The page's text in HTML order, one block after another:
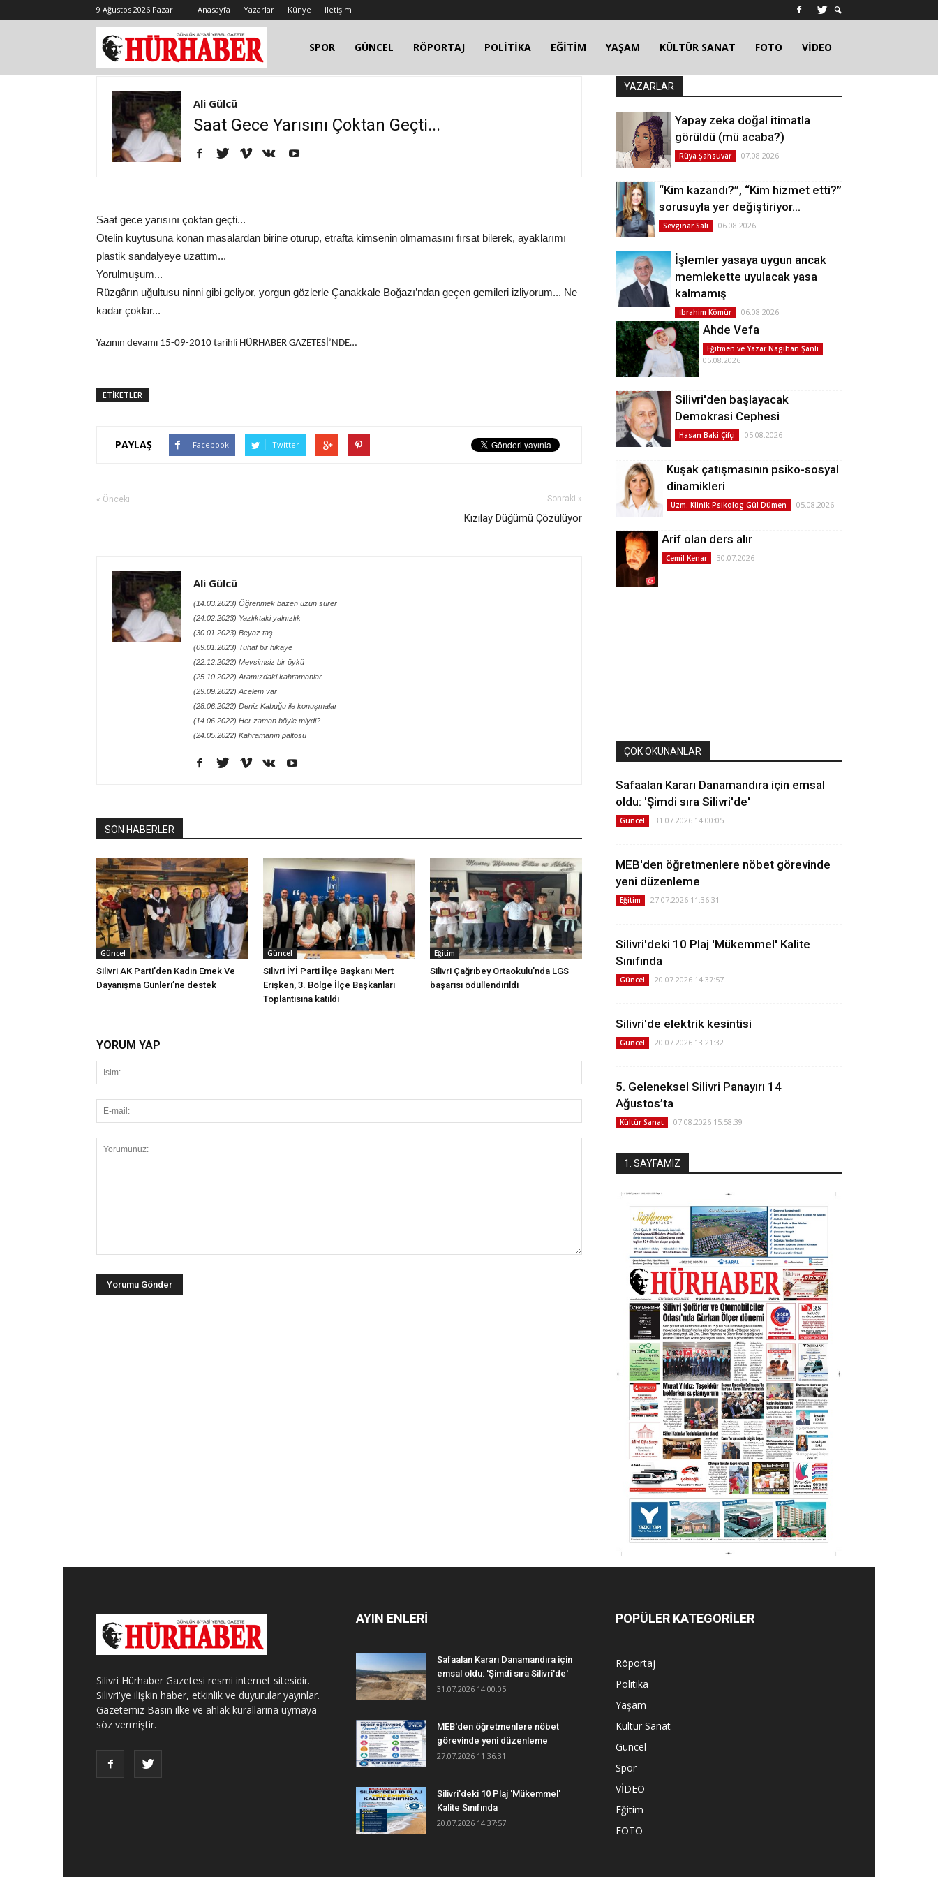
9 Ağustos 2026 Pazar Anasayfa Yazarlar Künye İletişim
SPOR GÜNCEL RÖPORTAJ POLİTİKA EĞİTİM YAŞAM KÜLTÜR SANAT FOTO VİDEO
Ali Gülcü
Saat Gece Yarısını Çoktan Geçti...
Saat gece yarısını çoktan geçti...
Otelin kuytusuna konan masalardan birine oturup, etrafta kimsenin olmamasını fırsat bilerek, ayaklarımı
plastik sandalyeye uzattım...
Yorulmuşum...
Rüzgârın uğultusu ninni gibi geliyor, yorgun gözlerle Çanakkale Boğazı’ndan geçen gemileri izliyorum... Ne
kadar çoklar...
Yazının devamı 15-09-2010 tarihli HÜRHABER GAZETESİ’NDE…
ETİKETLER
PAYLAŞ Facebook Twitter
« Önceki Sonraki »
Kızılay Düğümü Çözülüyor
Ali Gülcü
(14.03.2023) Öğrenmek bazen uzun sürer
(24.02.2023) Yazlıktaki yalnızlık
(30.01.2023) Beyaz taş
(09.01.2023) Tuhaf bir hikaye
(22.12.2022) Mevsimsiz bir öykü
(25.10.2022) Aramızdaki kahramanlar
(29.09.2022) Acelem var
(28.06.2022) Deniz Kabuğu ile konuşmalar
(14.06.2022) Her zaman böyle miydi?
(24.05.2022) Kahramanın paltosu
SON HABERLER
Güncel
Silivri AK Parti’den Kadın Emek Ve
Dayanışma Günleri’ne destek
Güncel
Silivri İYİ Parti İlçe Başkanı Mert
Erişken, 3. Bölge İlçe Başkanları
Toplantısına katıldı
Eğitim
Silivri Çağrıbey Ortaokulu’nda LGS
başarısı ödüllendirildi
YORUM YAP
YAZARLAR
Yapay zeka doğal itimatla
görüldü (mü acaba?)
Rüya Şahsuvar 07.08.2026
“Kim kazandı?”, “Kim hizmet etti?”
sorusuyla yer değiştiriyor…
Sevginar Sali 06.08.2026
İşlemler yasaya uygun ancak
memlekette uyulacak yasa
kalmamış
İbrahim Kömür 06.08.2026
Ahde Vefa
Eğitmen ve Yazar Nagihan Şanlı
05.08.2026
Silivri'den başlayacak
Demokrasi Cephesi
Hasan Baki Çifçi 05.08.2026
Kuşak çatışmasının psiko-sosyal
dinamikleri
Uzm. Klinik Psikolog Gül Dümen 05.08.2026
Arif olan ders alır
Cemil Kenar 30.07.2026
ÇOK OKUNANLAR
Safaalan Kararı Danamandıra için emsal
oldu: 'Şimdi sıra Silivri'de'
Güncel 31.07.2026 14:00:05
MEB'den öğretmenlere nöbet görevinde
yeni düzenleme
Eğitim 27.07.2026 11:36:31
Silivri'deki 10 Plaj 'Mükemmel' Kalite
Sınıfında
Güncel 20.07.2026 14:37:57
Silivri'de elektrik kesintisi
Güncel 20.07.2026 13:21:32
5. Geleneksel Silivri Panayırı 14
Ağustos’ta
Kültür Sanat 07.08.2026 15:58:39
1. SAYFAMIZ
Silivri Hürhaber Gazetesi resmi internet sitesidir.
Silivri'ye ilişkin haber, etkinlik ve duyurular yayınlar.
Gazetemiz Basın ilke ve ahlak kurallarına uymaya
söz vermiştir.
AYIN ENLERİ
Safaalan Kararı Danamandıra için
emsal oldu: 'Şimdi sıra Silivri'de'
31.07.2026 14:00:05
MEB'den öğretmenlere nöbet
görevinde yeni düzenleme
27.07.2026 11:36:31
Silivri'deki 10 Plaj 'Mükemmel'
Kalite Sınıfında
20.07.2026 14:37:57
POPÜLER KATEGORİLER
Röportaj
Politika
Yaşam
Kültür Sanat
Güncel
Spor
VİDEO
Eğitim
FOTO